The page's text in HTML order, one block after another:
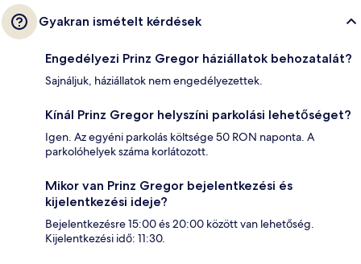
Gyakran ismételt kérdések
Engedélyezi Prinz Gregor háziállatok behozatalát?
Sajnáljuk, háziállatok nem engedélyezettek.
Kínál Prinz Gregor helyszíni parkolási lehetőséget?
Igen. Az egyéni parkolás költsége 50 RON naponta. A
parkolóhelyek száma korlátozott.
Mikor van Prinz Gregor bejelentkezési és
kijelentkezési ideje?
Bejelentkezésre 15:00 és 20:00 között van lehetőség.
Kijelentkezési idő: 11:30.